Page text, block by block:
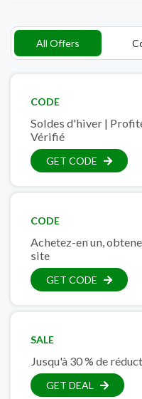
All Offers
CODE
Soldes d'hiver |
Vérifié
GET CODE
CODE
Achetez-en un,
site
GET CODE
SALE
Jusqu'à 30 % de
GET DEAL